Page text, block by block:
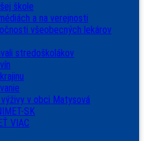
škole
a na verejnosti
všeobecných lekárov
stredoškolákov
výživy v obci Matysová
SK
VIAC